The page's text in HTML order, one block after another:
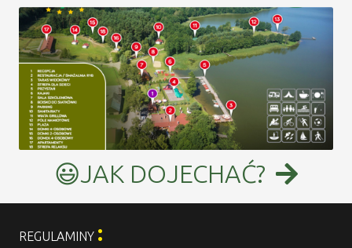
😃JAK DOJECHAĆ?
REGULAMINY :